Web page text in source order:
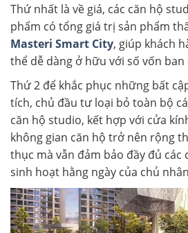
Thứ nhất là về giá, các căn hộ
phẩm có tổng giá trị sản phẩm
Masteri Smart City, giúp khách
thể dễ dàng ở hữu với số vốn
Thứ 2 để khắc phục những bất
tích, chủ đầu tư loại bỏ toàn bộ
căn hộ studio, kết hợp với cửa
không gian căn hộ trở nên rộng
thục mà vẫn đảm bảo đầy đủ các
sinh hoạt hằng ngày của chủ